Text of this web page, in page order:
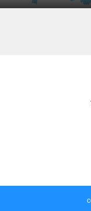
最適です